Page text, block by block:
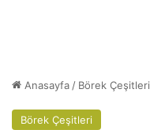
Anasayfa / Börek Çeşitleri
Börek Çeşitleri